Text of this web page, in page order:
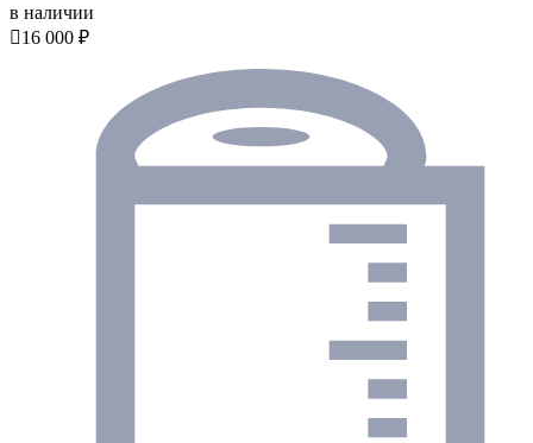
в наличии
16 000 ₽